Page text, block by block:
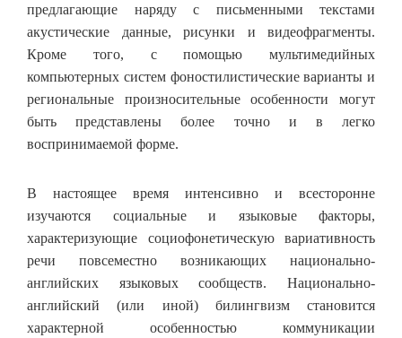
предлагающие наряду с письменными текстами
акустические данные, рисунки и видеофрагменты.
Кроме того, с помощью мультимедийных
компьютерных систем фоностилистические варианты и
региональные произносительные особенности могут
быть представлены более точно и в легко
воспринимаемой форме.
В настоящее время интенсивно и всесторонне
изучаются социальные и языковые факторы,
характеризующие социофонетическую вариативность
речи повсеместно возникающих национально-
английских языковых сообществ. Национально-
английский (или иной) билингвизм становится
характерной особенностью коммуникации